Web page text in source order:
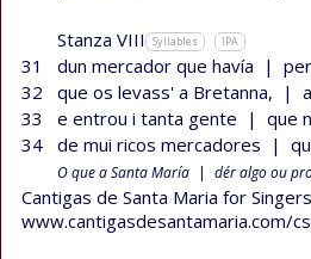
Stanza VIII Syllables IPA
31 dun mercador que havía |
32
que os levass' a Bretanna, |
33
e entrou i tanta gente | que
34 de mui ricos mercadores |
O que a Santa María | dér algo ou
Cantigas de Santa Maria for
www.cantigasdesantamaria.com/